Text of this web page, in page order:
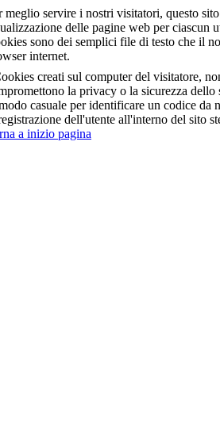
meglio servire i nostri visitatori, questo
delle pagine web per ciascun
sono dei semplici file di testo che il
internet.
creati sul computer del visitatore,
la privacy o la sicurezza
casuale per identificare un codice da
dell'utente all'interno del sito
a inizio pagina